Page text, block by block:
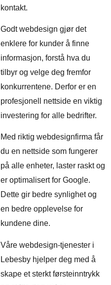
kontakt.
Godt webdesign gjør det
enklere for kunder å finne
informasjon, forstå hva du
tilbyr og velge deg fremfor
konkurrentene. Derfor er en
profesjonell nettside en viktig
investering for alle bedrifter.
Med riktig webdesignfirma får
du en nettside som fungerer
på alle enheter, laster raskt og
er optimalisert for Google.
Dette gir bedre synlighet og
en bedre opplevelse for
kundene dine.
Våre webdesign-tjenester i
Lebesby hjelper deg med å
skape et sterkt førsteinntrykk